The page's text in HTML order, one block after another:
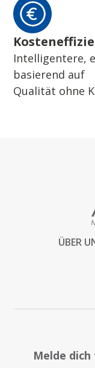
Intelligentere,
basierend auf
Qualität ohne
ÜBER
Melde